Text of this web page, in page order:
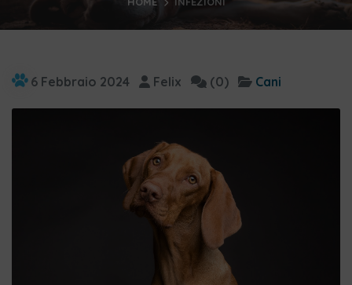
6 Febbraio 2024 Felix (0) Cani